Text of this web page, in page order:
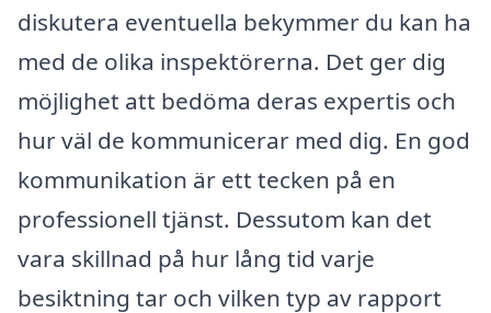
diskutera eventuella bekymmer du kan ha
med de olika inspektörerna. Det ger dig
möjlighet att bedöma deras expertis och
hur väl de kommunicerar med dig. En god
kommunikation är ett tecken på en
professionell tjänst. Dessutom kan det
vara skillnad på hur lång tid varje
besiktning tar och vilken typ av rapport